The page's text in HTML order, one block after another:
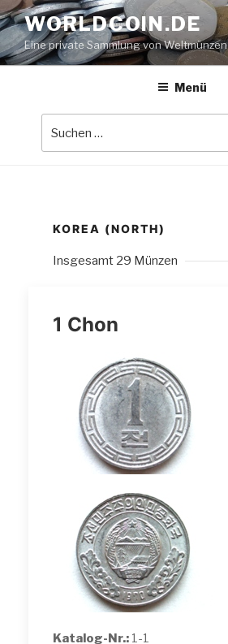
Zum
Inhalt
springen
WORLDCOIN.DE
Eine private Sammlung von Weltmünzen
Menü
KOREA (NORTH)
Insgesamt 29 Münzen
1 Chon
Katalog-Nr.: 1-1